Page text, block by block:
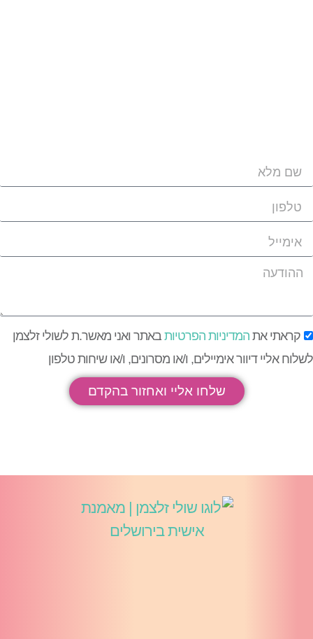
קראתי אתהמדיניות הפרטיותבאתר ואני מאשר.ת לשולי זלצמן
אליי דיוור אימיילים, ו/או מסרונים, ו/או שיחות טלפון
שלחו אליי ואחזור בהקדם